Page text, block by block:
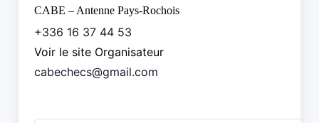
CABE – Antenne Pays-Rochois
+336 16 37 44 53
Voir le site Organisateur
cabechecs@gmail.com